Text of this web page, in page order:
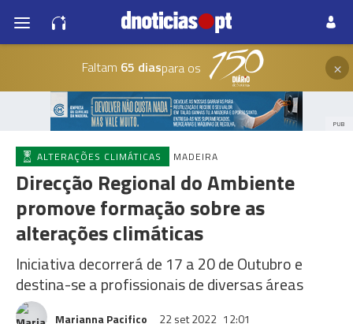
Faltam 65 diaspara os ×
PUB
ALTERAÇÕES CLIMÁTICAS MADEIRA
Direcção Regional do Ambiente
promove formação sobre as
alterações climáticas
Iniciativa decorrerá de 17 a 20 de Outubro e
destina-se a profissionais de diversas áreas
Marianna Pacifico 22 set 2022 12:01